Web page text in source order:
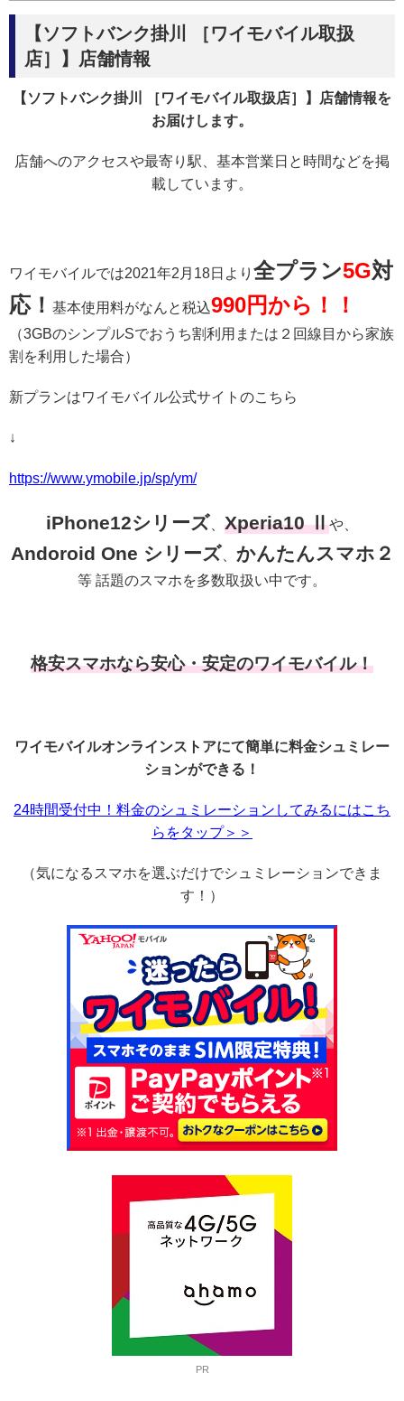
【ソフトバンク掛川 ［ワイモバイル取扱
店］】店舗情報
【ソフトバンク掛川 ［ワイモバイル取扱店］】店舗情報を
お届けします。
店舗へのアクセスや最寄り駅、基本営業日と時間などを掲
載しています。
ワイモバイルでは2021年2月18日より 全プラン5G対
応！ 基本使用料がなんと税込990円から！！
（3GBのシンプルSでおうち割利用または２回線目から家族
割を利用した場合）
新プランはワイモバイル公式サイトのこちら
↓
https://www.ymobile.jp/sp/ym/
iPhone12シリーズ、 Xperia10 Ⅱや、
Andoroid One シリーズ、 かんたんスマホ２
等 話題のスマホを多数取扱い中です。
格安スマホなら安心・安定のワイモバイル！
ワイモバイルオンラインストアにて簡単に料金シュミレー
ションができる！
24時間受付中！料金のシュミレーションしてみるにはこち
らをタップ＞＞
（気になるスマホを選ぶだけでシュミレーションできま
す！）
PR